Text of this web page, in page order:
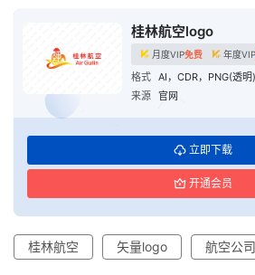
桂林航空logo
月度VIP免费 年度VIP
格式 AI，CDR，PNG(透明)
来源 官网
立即下载
开通会员
桂林航空 矢量logo 航空公